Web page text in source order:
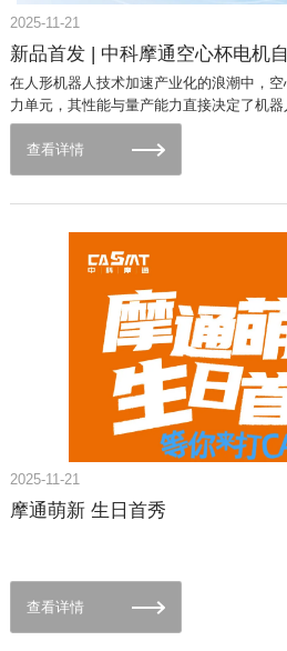
学中德机械工程中心指出，以中德技
心，西门子的全球技术资源与中科摩
成果转化提供了绝佳平台。期待以此
身机器人技术创新与人才培养双向赋
中科摩通（常州）智能制造股份有限
优势互补的合作，将为企业核心技术
方面实现实质性突破，共同推动工业
高柔性、智能化方向升级，为我国制
2025-11-21
新品首发 | 中科摩通空心杯电机
在人形机器人技术加速产业化的浪潮中，
力单元，其性能与量产能力直接决定了机
人机交互的体验感。行业研究表明，空心杯
响应、低惯量运行”等特性，已成为人形机
择”。在此背景下，中科摩通重磅推出空心
通空心杯电机自动化装配线的推出，为缓
等技术，构建起“上料-装配-测试”全流程无
机械臂精密控制完成菱形绕组排布、永磁
干预的误差，确保每一台电机的性能参数
关节的“动作一致性”提供了坚实的硬件基础
过模块化产线设计与智能节拍优化，装配
缩，实现“高效量产”与“精密制程”的完美平
化、高性能”电机的需求，更能为产业化阶
推动人形机器人从“技术原型”向“商业产品”
指关节注入“灵动基因”在人形机器人场景中
空心杯电机，正推动其性能向“类人化”方向
能呈现出流畅自然的动态表现，大幅提升人
度，解锁“力控自由”：装配线对菱形绕组排
查看详情
2025-11-21
摩通萌新 生日首秀
查看详情